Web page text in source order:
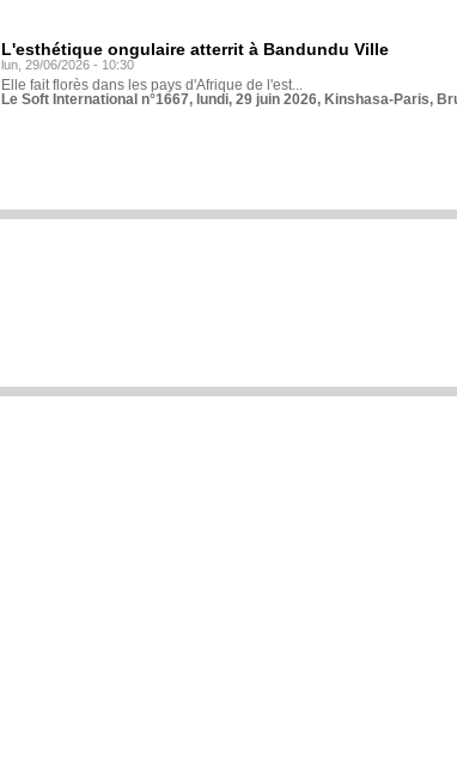
L'esthétique ongulaire atterrit à Bandundu Ville
lun, 29/06/2026 - 10:30
Elle fait florès dans les pays d'Afrique de l'est...
Le Soft International n°1667, lundi, 29 juin 2026, Kinshasa-Paris,